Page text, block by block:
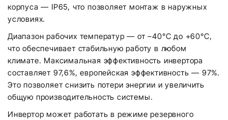
корпуса — IP65, что позволяет монтаж в наружных
условиях.
Диапазон рабочих температур — от –40°C до +60°C,
что обеспечивает стабильную работу в любом
климате. Максимальная эффективность инвертора
составляет 97,6%, европейская эффективность — 97%.
Это позволяет снизить потери энергии и увеличить
общую производительность системы.
Инвертор может работать в режиме резервного